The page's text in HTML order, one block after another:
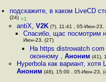
подскажите, в каком LiveCD
(24) +1
antiX, V2K(?), 11:41 , 05-Июн-23,
Спасибо, щас посмотрим
Июн-23, (27)
На https distrowatch
оконному ,Аноним (41),
Hyperbola как вариант,
Аноним (48), 15:00 , 05-Июн-23,